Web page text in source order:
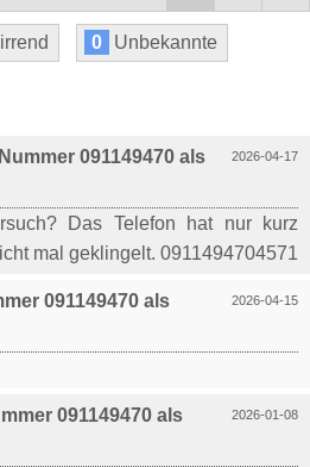
0 Unbekannte
2026-04-17
091149470 als
Das Telefon hat nur kurz
mal geklingelt. 0911494704571
2026-04-15
091149470 als
2026-01-08
091149470 als